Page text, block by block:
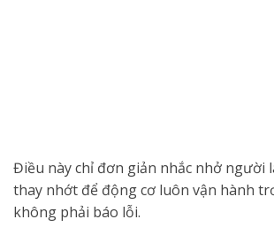
Điều này chỉ đơn giản nhắc nhở người
thay nhớt để động cơ luôn vận hành
không phải báo lỗi.